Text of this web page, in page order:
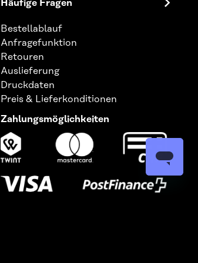
Häufige Fragen
Bestellablauf
Anfragefunktion
Retouren
Auslieferung
Druckdaten
Preis & Lieferkonditionen
Zahlungsmöglichkeiten